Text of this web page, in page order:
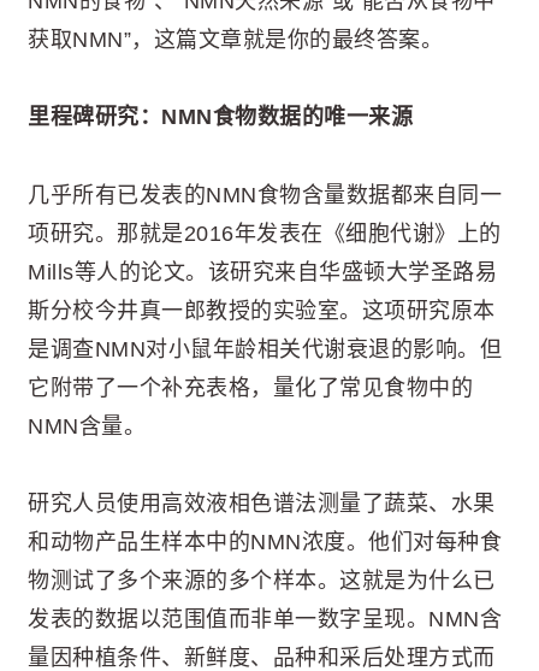
获取NMN”，这篇文章就是你的最终答案。
里程碑研究：NMN食物数据的唯一来源
几乎所有已发表的NMN食物含量数据都来自同一
项研究。那就是2016年发表在《细胞代谢》上的
Mills等人的论文。该研究来自华盛顿大学圣路易
斯分校今井真一郎教授的实验室。这项研究原本
是调查NMN对小鼠年龄相关代谢衰退的影响。但
它附带了一个补充表格，量化了常见食物中的
NMN含量。
研究人员使用高效液相色谱法测量了蔬菜、水果
和动物产品生样本中的NMN浓度。他们对每种食
物测试了多个来源的多个样本。这就是为什么已
发表的数据以范围值而非单一数字呈现。NMN含
量因种植条件、新鲜度、品种和采后处理方式而